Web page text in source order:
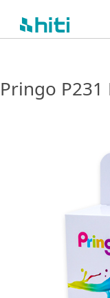
Pringo P231